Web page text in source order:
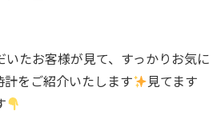
たお客様が見て、すっかりお気に
計をご紹介いたします
見てます